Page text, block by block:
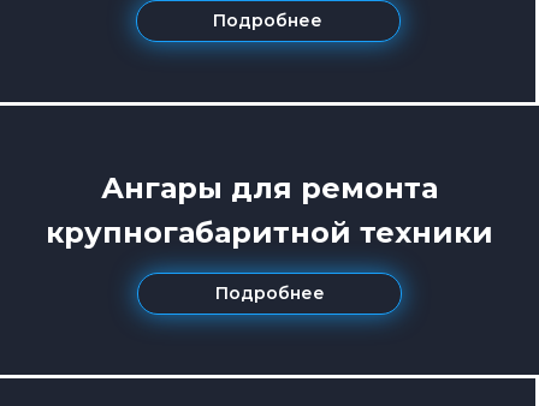
Подробнее
Ангары для ремонта
крупногабаритной техники
Подробнее